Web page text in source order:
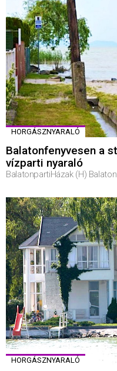
HORGÁSZNYARALÓ
Balatonfenyvesen a
vízparti nyaraló
BalatonpartiHázak (H)
HORGÁSZNYARALÓ